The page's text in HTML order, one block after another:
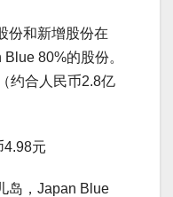
份和新增股份在
80%的股份。
约合人民币2.8亿
4.98元
岛，Japan Blue